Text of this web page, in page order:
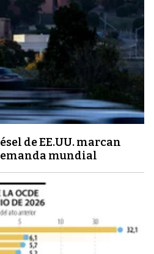
de EE.UU. marcan
mundial